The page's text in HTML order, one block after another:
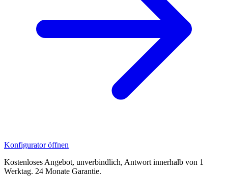
Konfigurator öffnen
Kostenloses Angebot, unverbindlich, Antwort innerhalb von 1
Werktag. 24 Monate Garantie.